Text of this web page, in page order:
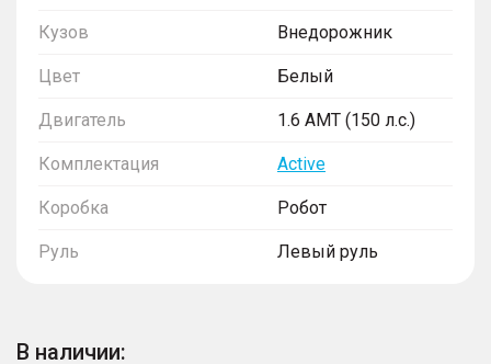
Кузов Внедорожник
Цвет Белый
Двигатель 1.6 AMT (150 л.с.)
Комплектация Active
Коробка Робот
Руль Левый руль
В наличии: